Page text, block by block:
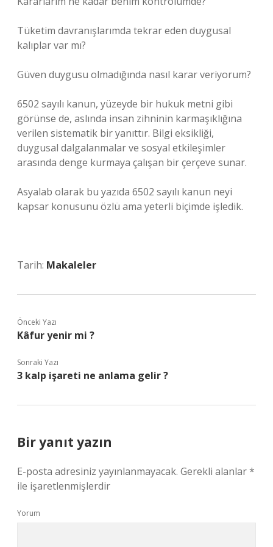
Tüketim davranışlarımda tekrar eden duygusal
kalıplar var mı?
Güven duygusu olmadığında nasıl karar veriyorum?
6502 sayılı kanun, yüzeyde bir hukuk metni gibi
görünse de, aslında insan zihninin karmaşıklığına
verilen sistematik bir yanıttır. Bilgi eksikliği,
duygusal dalgalanmalar ve sosyal etkileşimler
arasında denge kurmaya çalışan bir çerçeve sunar.
Asyalab olarak bu yazıda 6502 sayılı kanun neyi
kapsar konusunu özlü ama yeterli biçimde işledik.
Tarih: Makaleler
Önceki Yazı
Kâfur yenir mi ?
Sonraki Yazı
3 kalp işareti ne anlama gelir ?
Bir yanıt yazın
E-posta adresiniz yayınlanmayacak. Gerekli alanlar*
ile işaretlenmişlerdir
Yorum